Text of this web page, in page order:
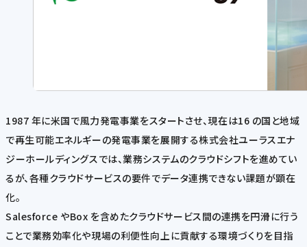
1987 年に米国で風力発電事業をスタートさせ、現在は16 の国と地域
で再生可能エネルギーの発電事業を展開する株式会社ユーラスエナ
ジーホールディングスでは、業務システムのクラウドシフトを進めてい
るが、各種クラウドサービスの要件でデータ連携できない課題が顕在
化。
Salesforce やBox を含めたクラウドサービス間の連携を円滑に行う
ことで業務効率化や現場の利便性向上に貢献する環境づくりを目指